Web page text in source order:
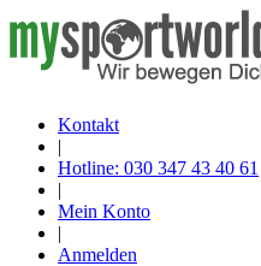
Kontakt
|
Hotline: 030 347 43 40 61
|
Mein Konto
|
Anmelden